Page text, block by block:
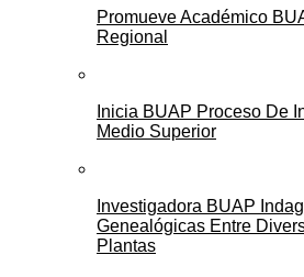
Promueve Académico
Regional
Inicia BUAP Proceso De
Medio Superior
Investigadora BUAP
Genealógicas Entre
Plantas